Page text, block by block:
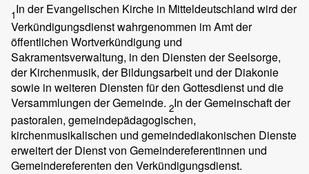
1In der Evangelischen Kirche in Mitteldeutschland wird der
Verkündigungsdienst wahrgenommen im Amt der
öffentlichen Wortverkündigung und
Sakramentsverwaltung, in den Diensten der Seelsorge,
der Kirchenmusik, der Bildungsarbeit und der Diakonie
sowie in weiteren Diensten für den Gottesdienst und die
Versammlungen der Gemeinde. 2In der Gemeinschaft der
pastoralen, gemeindepädagogischen,
kirchenmusikalischen und gemeindediakonischen Dienste
erweitert der Dienst von Gemeindereferentinnen und
Gemeindereferenten den Verkündigungsdienst.